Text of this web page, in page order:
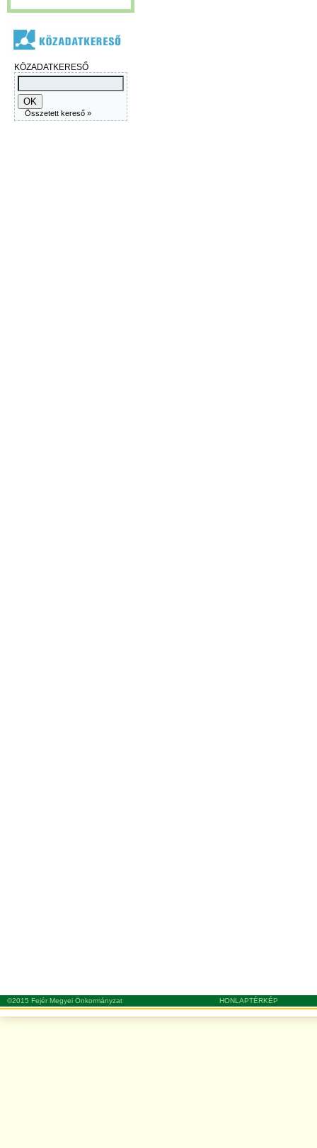
KÖZADATKERESŐ
Összetett kereső »
©2015 Fejér Megyei Önkormányzat HONLAPTÉRKÉP